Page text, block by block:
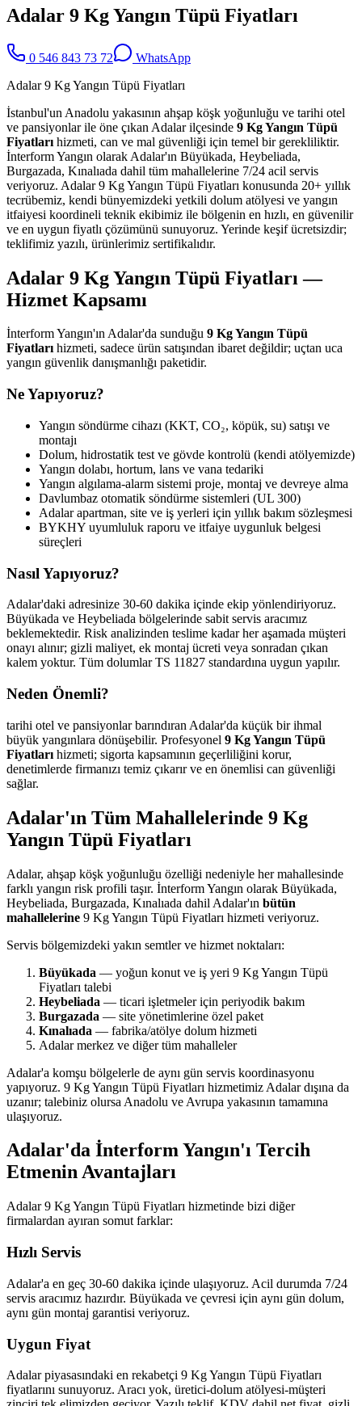
Adalar 9 Kg Yangın Tüpü Fiyatları
0 546 843 73 72
WhatsApp
Adalar 9 Kg Yangın Tüpü Fiyatları
İstanbul'un Anadolu yakasının ahşap köşk yoğunluğu ve tarihi otel
ve pansiyonlar ile öne çıkan Adalar ilçesinde 9 Kg Yangın Tüpü
Fiyatları hizmeti, can ve mal güvenliği için temel bir gerekliliktir.
İnterform Yangın olarak Adalar'ın Büyükada, Heybeliada,
Burgazada, Kınalıada dahil tüm mahallelerine 7/24 acil servis
veriyoruz. Adalar 9 Kg Yangın Tüpü Fiyatları konusunda 20+ yıllık
tecrübemiz, kendi bünyemizdeki yetkili dolum atölyesi ve yangın
itfaiyesi koordineli teknik ekibimiz ile bölgenin en hızlı, en güvenilir
ve en uygun fiyatlı çözümünü sunuyoruz. Yerinde keşif ücretsizdir;
teklifimiz yazılı, ürünlerimiz sertifikalıdır.
Adalar 9 Kg Yangın Tüpü Fiyatları —
Hizmet Kapsamı
İnterform Yangın'ın Adalar'da sunduğu 9 Kg Yangın Tüpü
Fiyatlarıhizmeti, sadece ürün satışından ibaret değildir; uçtan uca
yangın güvenlik danışmanlığı paketidir.
Ne Yapıyoruz?
Yangın söndürme cihazı (KKT, CO₂, köpük, su) satışı ve
montajı
Dolum, hidrostatik test ve gövde kontrolü (kendi atölyemizde)
Yangın dolabı, hortum, lans ve vana tedariki
Yangın algılama-alarm sistemi proje, montaj ve devreye alma
Davlumbaz otomatik söndürme sistemleri (UL 300)
Adalar apartman, site ve iş yerleri için yıllık bakım sözleşmesi
BYKHY uyumluluk raporu ve itfaiye uygunluk belgesi
süreçleri
Nasıl Yapıyoruz?
Adalar'daki adresinize 30-60 dakika içinde ekip yönlendiriyoruz.
Büyükada ve Heybeliada bölgelerinde sabit servis aracımız
beklemektedir. Risk analizinden teslime kadar her aşamada müşteri
onayı alınır; gizli maliyet, ek montaj ücreti veya sonradan çıkan
kalem yoktur. Tüm dolumlar TS 11827 standardına uygun yapılır.
Neden Önemli?
tarihi otel ve pansiyonlar barındıran Adalar'da küçük bir ihmal
büyük yangınlara dönüşebilir. Profesyonel 9 Kg Yangın Tüpü
Fiyatları hizmeti; sigorta kapsamının geçerliliğini korur,
denetimlerde firmanızı temiz çıkarır ve en önemlisi can güvenliği
sağlar.
Adalar'ın Tüm Mahallelerinde 9 Kg
Yangın Tüpü Fiyatları
Adalar, ahşap köşk yoğunluğu özelliği nedeniyle her mahallesinde
farklı yangın risk profili taşır. İnterform Yangın olarak Büyükada,
Heybeliada, Burgazada, Kınalıada dahil Adalar'ın bütün
mahallelerine 9 Kg Yangın Tüpü Fiyatları hizmeti veriyoruz.
Servis bölgemizdeki yakın semtler ve hizmet noktaları:
Büyükada — yoğun konut ve iş yeri 9 Kg Yangın Tüpü
Fiyatları talebi
Heybeliada — ticari işletmeler için periyodik bakım
Burgazada — site yönetimlerine özel paket
Kınalıada — fabrika/atölye dolum hizmeti
Adalar merkez ve diğer tüm mahalleler
Adalar'a komşu bölgelerle de aynı gün servis koordinasyonu
yapıyoruz. 9 Kg Yangın Tüpü Fiyatları hizmetimiz Adalar dışına da
uzanır; talebiniz olursa Anadolu ve Avrupa yakasının tamamına
ulaşıyoruz.
Adalar'da İnterform Yangın'ı Tercih
Etmenin Avantajları
Adalar 9 Kg Yangın Tüpü Fiyatları hizmetinde bizi diğer
firmalardan ayıran somut farklar:
Hızlı Servis
Adalar'a en geç 30-60 dakika içinde ulaşıyoruz. Acil durumda 7/24
servis aracımız hazırdır. Büyükada ve çevresi için aynı gün dolum,
aynı gün montaj garantisi veriyoruz.
Uygun Fiyat
Adalar piyasasındaki en rekabetçi 9 Kg Yangın Tüpü Fiyatları
fiyatlarını sunuyoruz. Aracı yok, üretici-dolum atölyesi-müşteri